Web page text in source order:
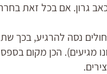
גרון. אם בכל זאת
נסה להרגיע, בכך
אנחנו מגיעים). הכן מקום